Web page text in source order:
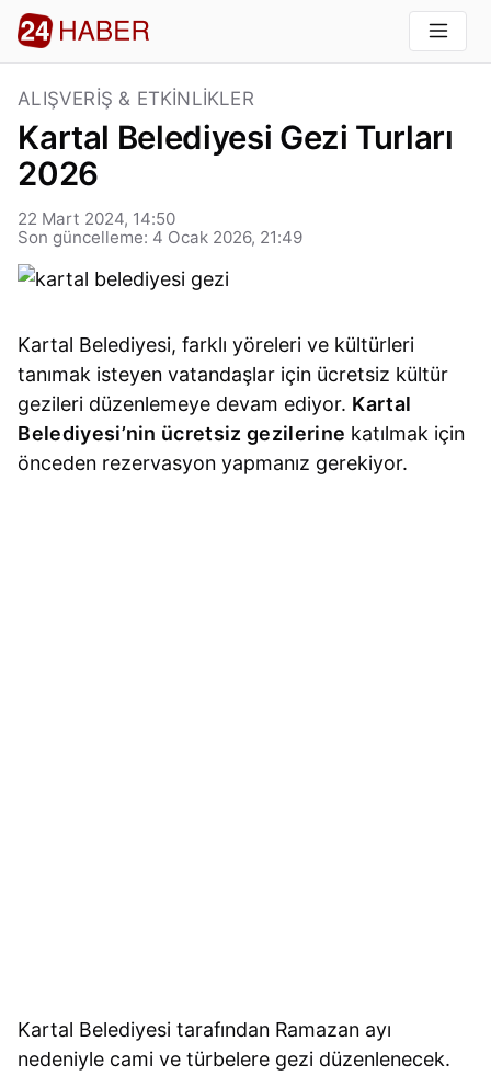
ALIŞVERIŞ & ETKINLIKLER
Kartal Belediyesi Gezi Turları
2026
22 Mart 2024, 14:50
Son güncelleme: 4 Ocak 2026, 21:49
Kartal Belediyesi, farklı yöreleri ve kültürleri
tanımak isteyen vatandaşlar için ücretsiz kültür
gezileri düzenlemeye devam ediyor. Kartal
Belediyesi’nin ücretsiz gezilerine katılmak için
önceden rezervasyon yapmanız gerekiyor.
Kartal Belediyesi tarafından Ramazan ayı
nedeniyle cami ve türbelere gezi düzenlenecek.